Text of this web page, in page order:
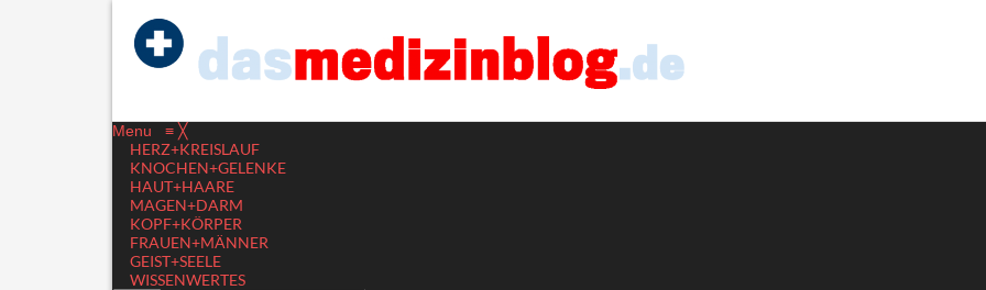
Menu ≡ ╳
HERZ+KREISLAUF
KNOCHEN+GELENKE
HAUT+HAARE
MAGEN+DARM
KOPF+KÖRPER
FRAUEN+MÄNNER
GEIST+SEELE
WISSENWERTES